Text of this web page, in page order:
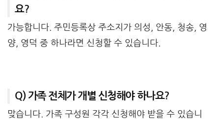
요?
가능합니다. 주민등록상 주소지가 의성, 안동, 청송, 영
양, 영덕 중 하나라면 신청할 수 있습니다.
Q) 가족 전체가 개별 신청해야 하나요?
맞습니다. 가족 구성원 각각 신청해야 받을 수 있습니